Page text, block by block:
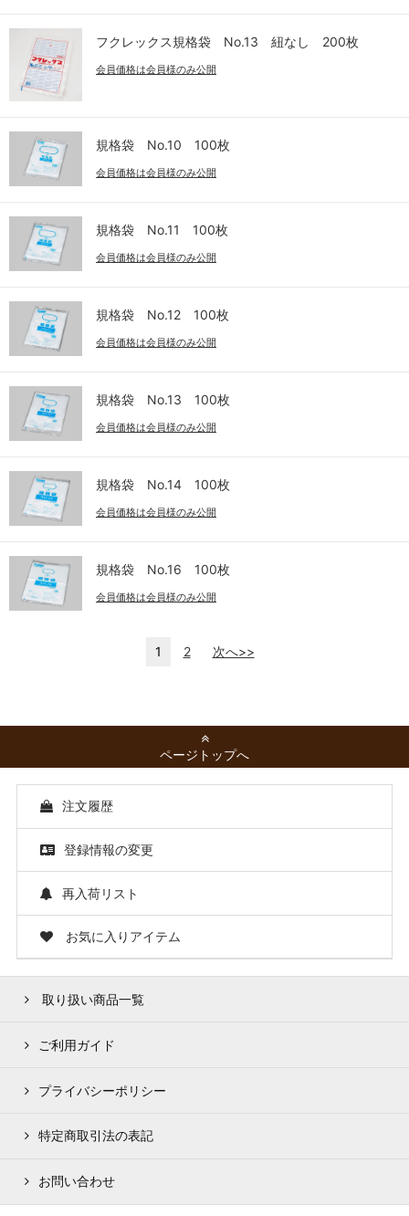
フクレックス規格袋 No.13 紐なし 200枚
会員価格は会員様のみ公開
規格袋 No.10 100枚
会員価格は会員様のみ公開
規格袋 No.11 100枚
会員価格は会員様のみ公開
規格袋 No.12 100枚
会員価格は会員様のみ公開
規格袋 No.13 100枚
会員価格は会員様のみ公開
規格袋 No.14 100枚
会員価格は会員様のみ公開
規格袋 No.16 100枚
会員価格は会員様のみ公開
1 2 次へ>>
ページトップへ
注文履歴
登録情報の変更
再入荷リスト
お気に入りアイテム
取り扱い商品一覧
ご利用ガイド
プライバシーポリシー
特定商取引法の表記
お問い合わせ